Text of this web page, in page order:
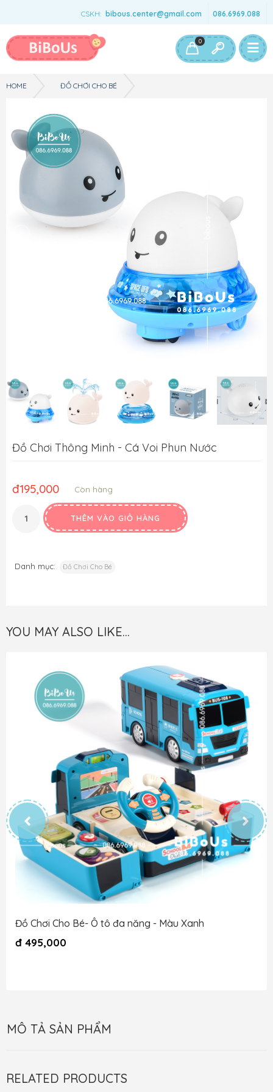
CSKH: bibous.center@gmail.com 086.6969.088
Bé Gái Bé Trai Đồ Chơi & Phụ Kiện 0
HOME ĐỒ CHƠI CHO BÉ
Đồ Chơi Thông Minh - Cá Voi Phun Nước
đ195,000 Còn hàng
THÊM VÀO GIỎ HÀNG
Danh mục: Đồ Chơi Cho Bé
YOU MAY ALSO LIKE…
Đồ Chơi Cho Bé- Ô tô đa năng - Màu Xanh
đ 495,000
MÔ TẢ SẢN PHẨM
RELATED PRODUCTS